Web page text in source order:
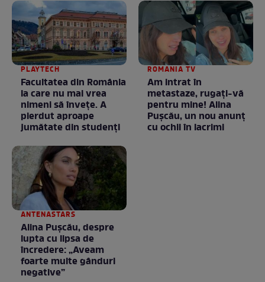
PLAYTECH
Facultatea din România
la care nu mai vrea
nimeni să înveţe. A
pierdut aproape
jumătate din studenţi
ROMANIA TV
Am intrat în
metastaze, rugaţi-vă
pentru mine! Alina
Puşcău, un nou anunţ
cu ochii în lacrimi
ANTENASTARS
Alina Pușcău, despre
lupta cu lipsa de
încredere: „Aveam
foarte multe gânduri
negative”